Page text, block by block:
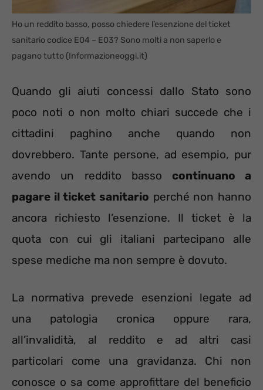
Ho un reddito basso, posso chiedere l’esenzione del ticket
sanitario codice E04 – E03? Sono molti a non saperlo e
pagano tutto (Informazioneoggi.it)
Quando gli aiuti concessi dallo Stato sono
poco noti o non molto chiari succede che i
cittadini paghino anche quando non
dovrebbero. Tante persone, ad esempio, pur
avendo un reddito basso continuano a
pagare il ticket sanitario perché non hanno
ancora richiesto l’esenzione. Il ticket è la
quota con cui gli italiani partecipano alle
spese mediche ma non sempre è dovuto.
La normativa prevede esenzioni legate ad
una patologia cronica oppure rara,
all’invalidità, al reddito e ad altri casi
particolari come una gravidanza. Chi non
conosce o sa come approfittare del beneficio